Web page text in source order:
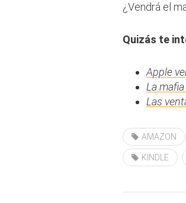
¿Vendrá el
Quizás te
Apple
La
Las
AMAZON
KINDLE